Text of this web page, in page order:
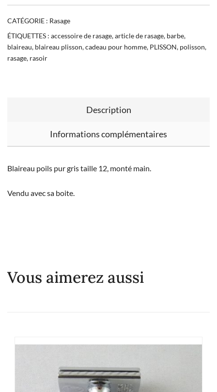
CATÉGORIE : Rasage
ÉTIQUETTES : accessoire de rasage,article de rasage, barbe,
blaireau, blaireau plisson,cadeau pour homme, PLISSON, polisson,
rasage, rasoir
Description
Informations complémentaires
Blaireau poils pur gris taille 12, monté main.
Vendu avec sa boite.
Vous aimerez aussi